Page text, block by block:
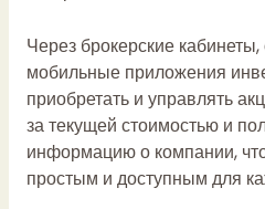
Через брокерские
мобильные приложения
приобретать и управлять
за текущей стоимостью и
информацию о компании,
простым и доступным для